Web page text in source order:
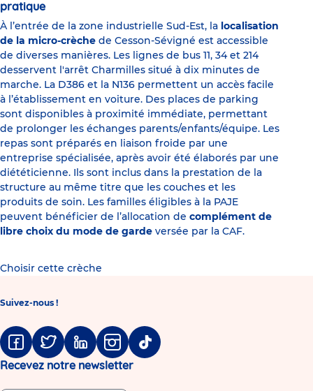
pratique
À l’entrée de la zone industrielle Sud-Est, la localisation
de la micro-crèche de Cesson-Sévigné est accessible
de diverses manières. Les lignes de bus 11, 34 et 214
desservent l'arrêt Charmilles situé à dix minutes de
marche. La D386 et la N136 permettent un accès facile
à l’établissement en voiture. Des places de parking
sont disponibles à proximité immédiate, permettant
de prolonger les échanges parents/enfants/équipe. Les
repas sont préparés en liaison froide par une
entreprise spécialisée, après avoir été élaborés par une
diététicienne. Ils sont inclus dans la prestation de la
structure au même titre que les couches et les
produits de soin. Les familles éligibles à la PAJE
peuvent bénéficier de l’allocation de complément de
libre choix du mode de garde versée par la CAF.
Choisir cette crèche
Suivez-nous !
FacebookTwitter LinkedinInstagramTiktok
Recevez notre newsletter